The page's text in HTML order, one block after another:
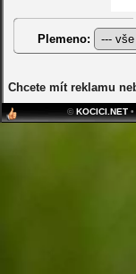
Plemeno:
Chcete mít reklamu
©KOCICI.NET